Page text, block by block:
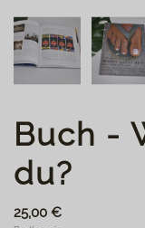
Buch -
du?
25,00 €